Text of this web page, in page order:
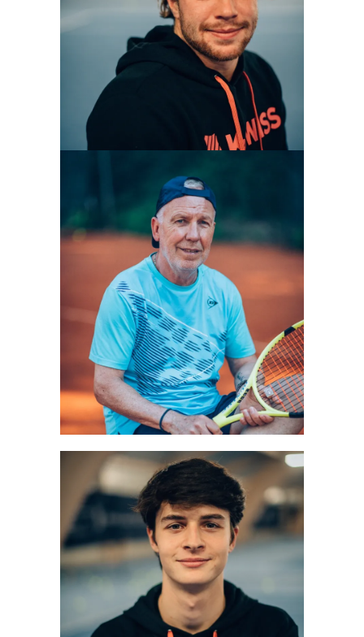
PATRICK NYSTROEM
Geschäftsführer und Trainer
DANIEL BERGMANN
Geschäftsführer und Trainer
Mehr erfahren
JÜRGEN ISMAR